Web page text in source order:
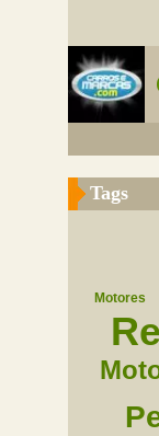
Tags
Motores